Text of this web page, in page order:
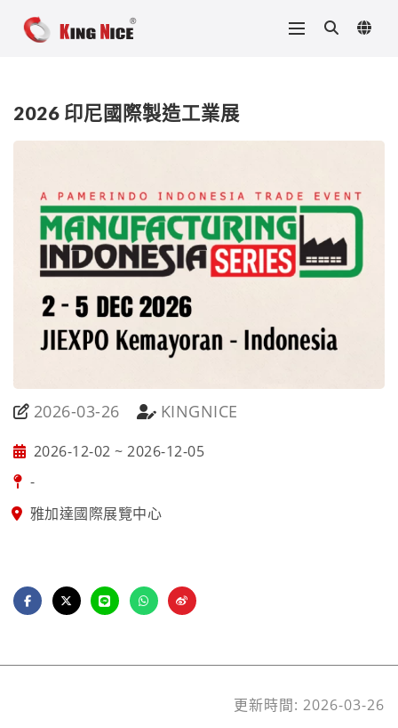
2026 印尼國際製造工業展
2026-03-26 KINGNICE
2026-12-02 ~ 2026-12-05
-
雅加達國際展覽中心
更新時間: 2026-03-26